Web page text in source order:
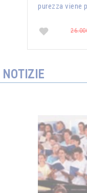
purezza viene
NOTIZIE